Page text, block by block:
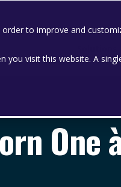
to improve and
you visit this website. A
One